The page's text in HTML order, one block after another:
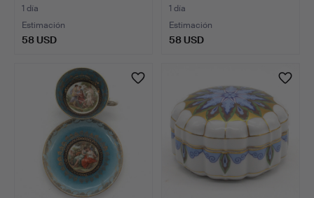
ESMALT…
1 día
Estimación
58 USD
PI…
1 día
Estimación
58 USD